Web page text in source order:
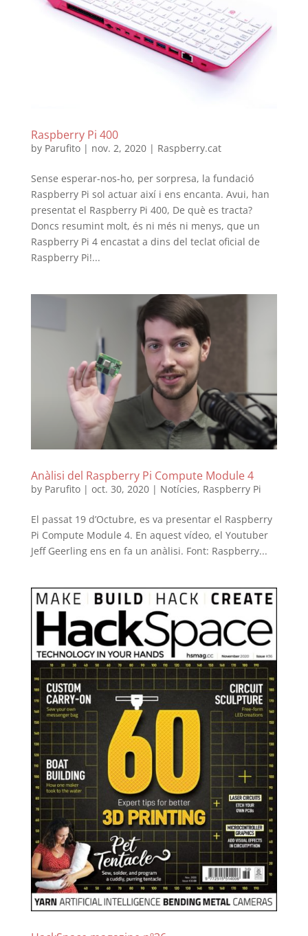
Raspberry Pi 400
by Parufito| nov. 2, 2020| Raspberry.cat
Sense esperar-nos-ho, per sorpresa, la fundació
Raspberry Pi sol actuar així i ens encanta. Avui, han
presentat el Raspberry Pi 400, De què es tracta?
Doncs resumint molt, és ni més ni menys, que un
Raspberry Pi 4 encastat a dins del teclat oficial de
Raspberry Pi!...
Anàlisi del Raspberry Pi Compute Module 4
by Parufito| oct. 30, 2020| Notícies, Raspberry Pi
El passat 19 d’Octubre, es va presentar el Raspberry
Pi Compute Module 4. En aquest vídeo, el Youtuber
Jeff Geerling ens en fa un anàlisi. Font: Raspberry...